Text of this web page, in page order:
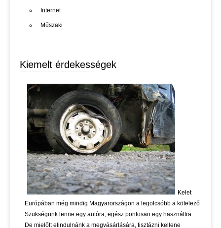
Internet
Műszaki
Kiemelt érdekességek
Kelet
Európában még mindig Magyarországon a legolcsóbb a kötelező
Szükségünk lenne egy autóra, egész pontosan egy használtra.
De mielőtt elindulnánk a megvásárlására, tisztázni kellene